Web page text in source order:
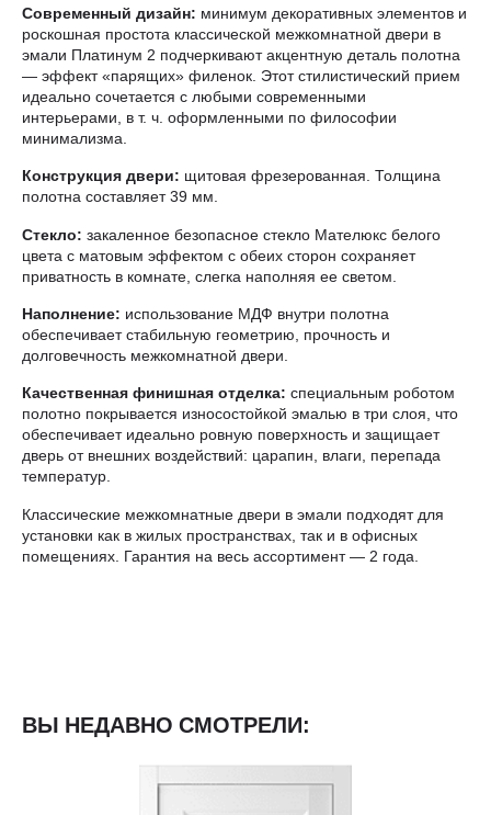
Современный дизайн: минимум декоративных элементов и
роскошная простота классической межкомнатной двери в
эмали Платинум 2 подчеркивают акцентную деталь полотна
— эффект «парящих» филенок. Этот стилистический прием
идеально сочетается с любыми современными
интерьерами, в т. ч. оформленными по философии
минимализма.
Конструкция двери: щитовая фрезерованная. Толщина
полотна составляет 39 мм.
Стекло: закаленное безопасное стекло Мателюкс белого
цвета с матовым эффектом с обеих сторон сохраняет
приватность в комнате, слегка наполняя ее светом.
Наполнение: использование МДФ внутри полотна
обеспечивает стабильную геометрию, прочность и
долговечность межкомнатной двери.
Качественная финишная отделка: специальным роботом
полотно покрывается износостойкой эмалью в три слоя, что
обеспечивает идеально ровную поверхность и защищает
дверь от внешних воздействий: царапин, влаги, перепада
температур.
Классические межкомнатные двери в эмали подходят для
установки как в жилых пространствах, так и в офисных
помещениях. Гарантия на весь ассортимент — 2 года.
ВЫ НЕДАВНО СМОТРЕЛИ: